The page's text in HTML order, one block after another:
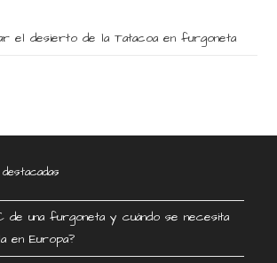
el desierto de la Tatacoa en furgoneta
de una furgoneta y cuándo se necesita
en Europa?